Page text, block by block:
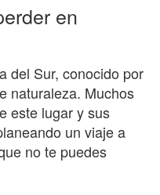
en
del Sur, conocido por
naturaleza. Muchos
este lugar y sus
un viaje a
no te puedes